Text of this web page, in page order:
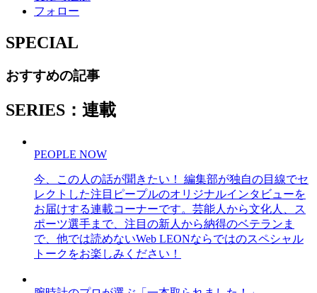
フォロー
SPECIAL
おすすめの記事
SERIES：連載
PEOPLE NOW
今、この人の話が聞きたい！ 編集部が独自の目線でセ
レクトした注目ピープルのオリジナルインタビューを
お届けする連載コーナーです。芸能人から文化人、ス
ポーツ選手まで、注目の新人から納得のベテランま
で、他では読めないWeb LEONならではのスペシャル
トークをお楽しみください！